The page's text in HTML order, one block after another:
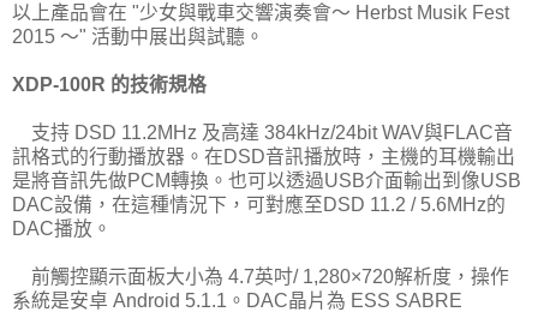
以上產品會在 "少女與戰車交響演奏會～ Herbst Musik Fest
2015 ～" 活動中展出與試聽。
XDP-100R 的技術規格
支持 DSD 11.2MHz 及高達 384kHz/24bit WAV與FLAC音
訊格式的行動播放器。在DSD音訊播放時，主機的耳機輸出
是將音訊先做PCM轉換。也可以透過USB介面輸出到像USB
DAC設備，在這種情況下，可對應至DSD 11.2 / 5.6MHz的
DAC播放。
前觸控顯示面板大小為 4.7英吋/ 1,280×720解析度，操作
系統是安卓 Android 5.1.1。DAC晶片為 ESS SABRE